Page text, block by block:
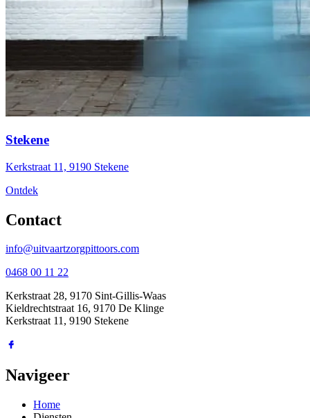
Stekene
Kerkstraat 11, 9190 Stekene
Ontdek
Contact
info@uitvaartzorgpittoors.com
0468 00 11 22
Kerkstraat 28, 9170 Sint-Gillis-Waas
Kieldrechtstraat 16, 9170 De Klinge
Kerkstraat 11, 9190 Stekene
Navigeer
Home